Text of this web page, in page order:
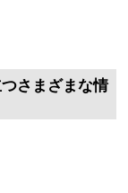
さまざまな情